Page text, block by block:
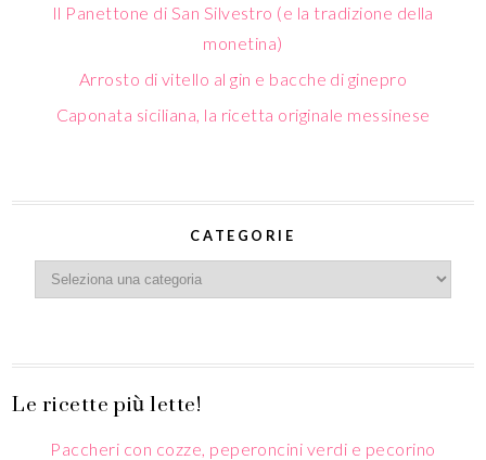
Il Panettone di San Silvestro (e la tradizione della
monetina)
Arrosto di vitello al gin e bacche di ginepro
Caponata siciliana, la ricetta originale messinese
CATEGORIE
Le ricette più lette!
Paccheri con cozze, peperoncini verdi e pecorino